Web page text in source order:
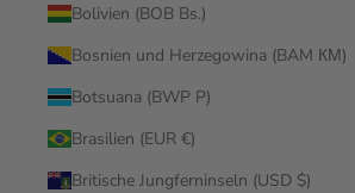
Bolivien (BOB Bs.)
Bosnien und Herzegowina (BAM КМ)
Botsuana (BWP P)
Brasilien (EUR €)
Britische Jungferninseln (USD $)